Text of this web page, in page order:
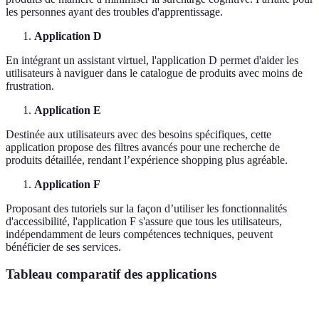
les personnes ayant des troubles d'apprentissage.
Application D
En intégrant un assistant virtuel, l'application D permet d'aider les
utilisateurs à naviguer dans le catalogue de produits avec moins de
frustration.
Application E
Destinée aux utilisateurs avec des besoins spécifiques, cette
application propose des filtres avancés pour une recherche de
produits détaillée, rendant l’expérience shopping plus agréable.
Application F
Proposant des tutoriels sur la façon d’utiliser les fonctionnalités
d'accessibilité, l'application F s'assure que tous les utilisateurs,
indépendamment de leurs compétences techniques, peuvent
bénéficier de ses services.
Tableau comparatif des applications